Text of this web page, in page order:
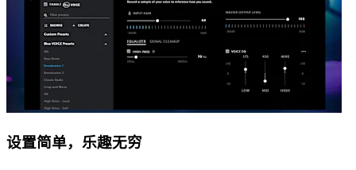
设置简单，乐趣无穷